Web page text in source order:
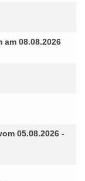
08.08.2026
05.08.2026 -